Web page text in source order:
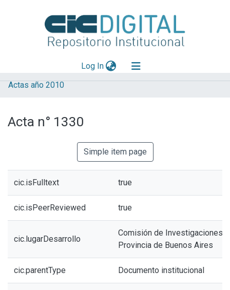
Log In(current)
Explorar
Aportar material
Actas año 2010
Acta n° 1330
Simple item page
cic.isFulltext true
cic.isPeerReviewed true
cic.lugarDesarrollo
Comisión de Investigaciones
Provincia de Buenos Aires
cic.parentType Documento institucional